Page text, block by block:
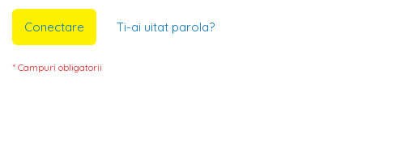
Conectare Ti-ai uitat parola?